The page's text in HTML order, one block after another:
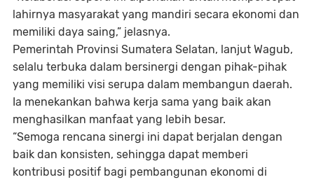
lahirnya masyarakat yang mandiri secara ekonomi dan
memiliki daya saing,” jelasnya.
Pemerintah Provinsi Sumatera Selatan, lanjut Wagub,
selalu terbuka dalam bersinergi dengan pihak-pihak
yang memiliki visi serupa dalam membangun daerah.
Ia menekankan bahwa kerja sama yang baik akan
menghasilkan manfaat yang lebih besar.
“Semoga rencana sinergi ini dapat berjalan dengan
baik dan konsisten, sehingga dapat memberi
kontribusi positif bagi pembangunan ekonomi di